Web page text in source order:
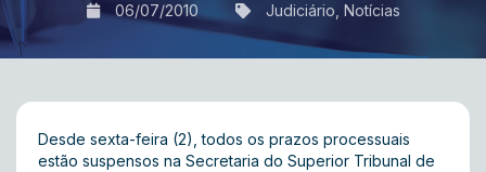
06/07/2010 Judiciário Notícias
Desde sexta-feira (2), todos os prazos processuais
estão suspensos na Secretaria do Superior Tribunal de